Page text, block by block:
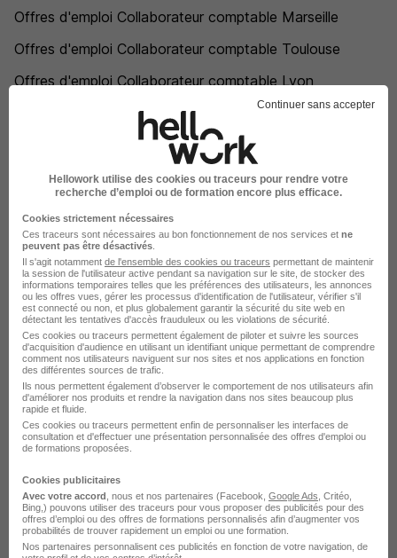
Offres d'emploi Collaborateur comptable Marseille
Offres d'emploi Collaborateur comptable Toulouse
Offres d'emploi Collaborateur comptable Lyon
Offres d'emploi Collaborateur comptable Nice
Offres d'emploi Collaborateur comptable Nantes
Offres d'emploi Comptable général Paris
Offres d'emploi Conducteur Paris
Offres d'emploi Conseiller de vente Paris
Offres d'emploi Conseiller de vente Lyon
Offres d'emploi Conseiller immobilier Paris
Offres d'emploi Dentiste Paris
Offres d'emploi Développeur Paris
Offres d'emploi Educateur spécialisé Paris
Offres d'emploi Gestionnaire de paie Paris
Offres d'emploi IBODE Paris
Offres d'emploi Infirmier Paris
Continuer sans accepter
Hellowork utilise des cookies ou traceurs pour rendre votre
recherche d’emploi ou de formation encore plus efficace.
Cookies strictement nécessaires
Ces traceurs sont nécessaires au bon fonctionnement de nos services et ne
peuvent pas être désactivés
Il s'agit notamment de l'ensemble des cookies ou traceurs permettant de maintenir
la session de l'utilisateur active pendant sa navigation sur le site, de stocker des
informations temporaires telles que les préférences des utilisateurs, les annonces
ou les offres vues, gérer les processus d'identification de l'utilisateur, vérifier s'il
est connecté ou non, et plus globalement garantir la sécurité du site web en
détectant les tentatives d'accès frauduleux ou les violations de sécurité.
Ces cookies ou traceurs permettent également de piloter et suivre les sources
d'acquisition d'audience en utilisant un identifiant unique permettant de comprendre
comment nos utilisateurs naviguent sur nos sites et nos applications en fonction
des différentes sources de trafic.
Ils nous permettent également d’observer le comportement de nos utilisateurs afin
d'améliorer nos produits et rendre la navigation dans nos sites beaucoup plus
rapide et fluide.
Ces cookies ou traceurs permettent enfin de personnaliser les interfaces de
consultation et d'effectuer une présentation personnalisée des offres d'emploi ou
de formations proposées.
Cookies publicitaires
Avec votre accord , nous et nos partenaires (Facebook, Google Ads , Critéo,
Bing,) pouvons utiliser des traceurs pour vous proposer des publicités pour des
offres d’emploi ou des offres de formations personnalisés afin d’augmenter vos
probabilités de trouver rapidement un emploi ou une formation.
Nos partenaires personnalisent ces publicités en fonction de votre navigation, de